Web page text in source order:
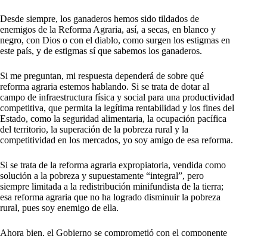
Desde siempre, los ganaderos hemos sido tildados de
enemigos de la Reforma Agraria, así, a secas, en blanco y
negro, con Dios o con el diablo, como surgen los estigmas en
este país, y de estigmas sí que sabemos los ganaderos.
Si me preguntan, mi respuesta dependerá de sobre qué
reforma agraria estemos hablando. Si se trata de dotar al
campo de infraestructura física y social para una productividad
competitiva, que permita la legítima rentabilidad y los fines del
Estado, como la seguridad alimentaria, la ocupación pacífica
del territorio, la superación de la pobreza rural y la
competitividad en los mercados, yo soy amigo de esa reforma.
Si se trata de la reforma agraria expropiatoria, vendida como
solución a la pobreza y supuestamente “integral”, pero
siempre limitada a la redistribución minifundista de la tierra;
esa reforma agraria que no ha logrado disminuir la pobreza
rural, pues soy enemigo de ella.
Ahora bien, el Gobierno se comprometió con el componente